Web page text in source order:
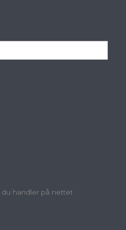
handler på nettet